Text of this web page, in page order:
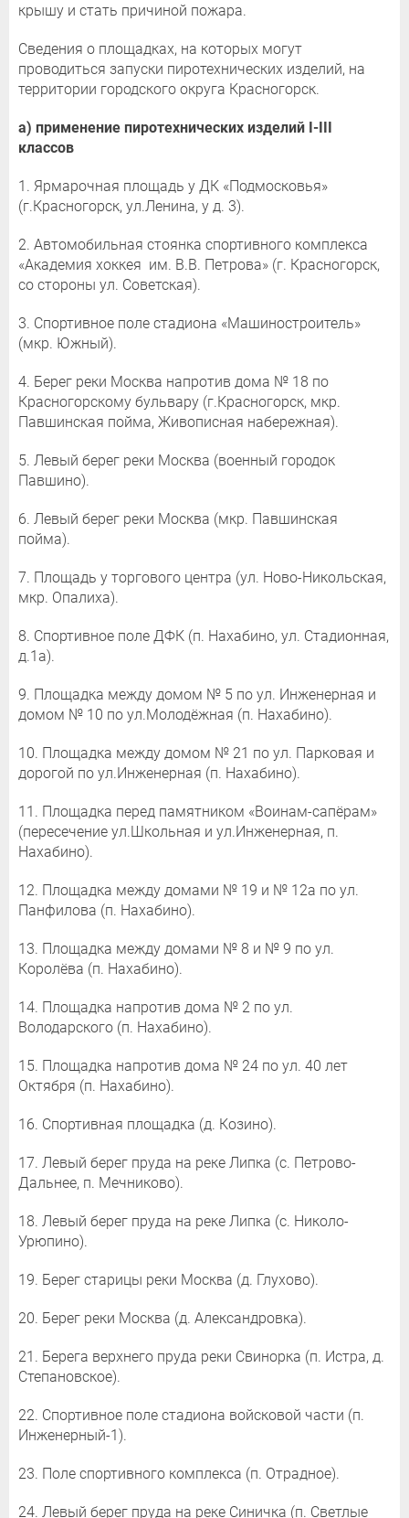
крышу и стать причиной пожара.
Сведения о площадках, на которых могут
проводиться запуски пиротехнических изделий, на
территории городского округа Красногорск.
а) применение пиротехнических изделий I-III
классов
1. Ярмарочная площадь у ДК «Подмосковья»
(г.Красногорск, ул.Ленина, у д. 3).
2. Автомобильная стоянка спортивного комплекса
«Академия хоккея им. В.В. Петрова» (г. Красногорск,
со стороны ул. Советская).
3. Спортивное поле стадиона «Машиностроитель»
(мкр. Южный).
4. Берег реки Москва напротив дома № 18 по
Красногорскому бульвару (г.Красногорск, мкр.
Павшинская пойма, Живописная набережная).
5. Левый берег реки Москва (военный городок
Павшино).
6. Левый берег реки Москва (мкр. Павшинская
пойма).
7. Площадь у торгового центра (ул. Ново-Никольская,
мкр. Опалиха).
8. Спортивное поле ДФК (п. Нахабино, ул. Стадионная,
д.1а).
9. Площадка между домом № 5 по ул. Инженерная и
домом № 10 по ул.Молодёжная (п. Нахабино).
10. Площадка между домом № 21 по ул. Парковая и
дорогой по ул.Инженерная (п. Нахабино).
11. Площадка перед памятником «Воинам-сапёрам»
(пересечение ул.Школьная и ул.Инженерная, п.
Нахабино).
12. Площадка между домами № 19 и № 12а по ул.
Панфилова (п. Нахабино).
13. Площадка между домами № 8 и № 9 по ул.
Королёва (п. Нахабино).
14. Площадка напротив дома № 2 по ул.
Володарского (п. Нахабино).
15. Площадка напротив дома № 24 по ул. 40 лет
Октября (п. Нахабино).
16. Спортивная площадка (д. Козино).
17. Левый берег пруда на реке Липка (с. Петрово-
Дальнее, п. Мечниково).
18. Левый берег пруда на реке Липка (с. Николо-
Урюпино).
19. Берег старицы реки Москва (д. Глухово).
20. Берег реки Москва (д. Александровка).
21. Берега верхнего пруда реки Свинорка (п. Истра, д.
Степановское).
22. Спортивное поле стадиона войсковой части (п.
Инженерный-1).
23. Поле спортивного комплекса (п. Отрадное).
24. Левый берег пруда на реке Синичка (п. Светлые